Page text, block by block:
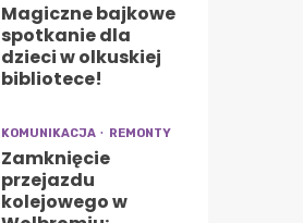
Magiczne bajkowe
spotkanie dla
dzieci w olkuskiej
bibliotece!
KOMUNIKACJA REMONTY
Zamknięcie
przejazdu
kolejowego w